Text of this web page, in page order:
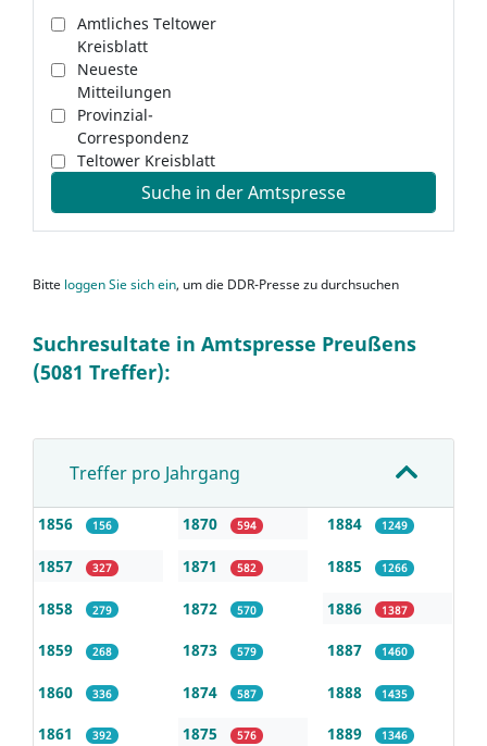
Amtliches Teltower
Kreisblatt
Neueste
Mitteilungen
Provinzial-
Correspondenz
Teltower Kreisblatt
Suche in der Amtspresse
Bitte loggen Sie sich ein, um die DDR-Presse zu durchsuchen
Suchresultate in Amtspresse Preußens
(5081 Treffer):
Treffer pro Jahrgang
1856 156
1857 327
1858 279
1859 268
1860 336
1861 392
1870 594
1871 582
1872 570
1873 579
1874 587
1875 576
1884 1249
1885 1266
1886 1387
1887 1460
1888 1435
1889 1346